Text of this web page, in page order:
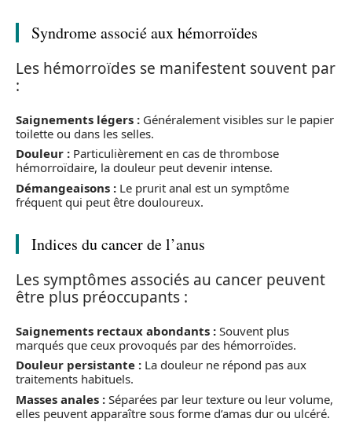
Syndrome associé aux hémorroïdes
Les hémorroïdes se manifestent souvent par
:
Saignements légers : Généralement visibles sur le papier
toilette ou dans les selles.
Douleur : Particulièrement en cas de thrombose
hémorroïdaire, la douleur peut devenir intense.
Démangeaisons : Le prurit anal est un symptôme
fréquent qui peut être douloureux.
Indices du cancer de l’anus
Les symptômes associés au cancer peuvent
être plus préoccupants :
Saignements rectaux abondants : Souvent plus
marqués que ceux provoqués par des hémorroïdes.
Douleur persistante : La douleur ne répond pas aux
traitements habituels.
Masses anales : Séparées par leur texture ou leur volume,
elles peuvent apparaître sous forme d’amas dur ou ulcéré.